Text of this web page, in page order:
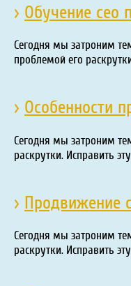
› Обучение сео
Сегодня мы затроним
проблемой его
› Особенности
Сегодня мы затроним
раскрутки. Исправить
› Продвижение
Сегодня мы затроним
раскрутки. Исправить